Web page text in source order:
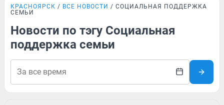
КРАСНОЯРСК ВСЕ НОВОСТИ
СОЦИАЛЬНАЯ ПОДДЕРЖКА
СЕМЬИ
Новости по тэгу Социальная
поддержка семьи